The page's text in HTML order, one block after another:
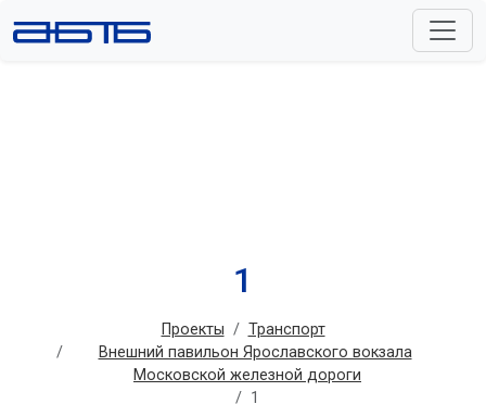
1
Проекты
Транспорт
Внешний павильон Ярославского вокзала
Московской железной дороги
1